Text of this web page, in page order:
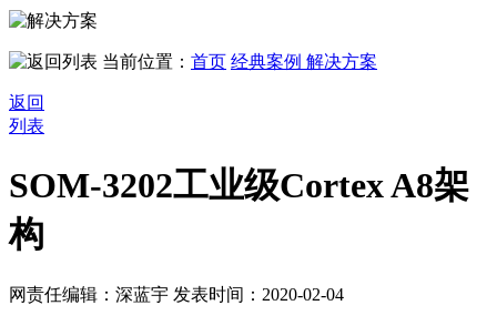
当前位置： 首页 经典案例 解决方案
返回
列表
SOM-3202工业级Cortex A8架
构
网责任编辑：深蓝宇 发表时间：2020-02-04